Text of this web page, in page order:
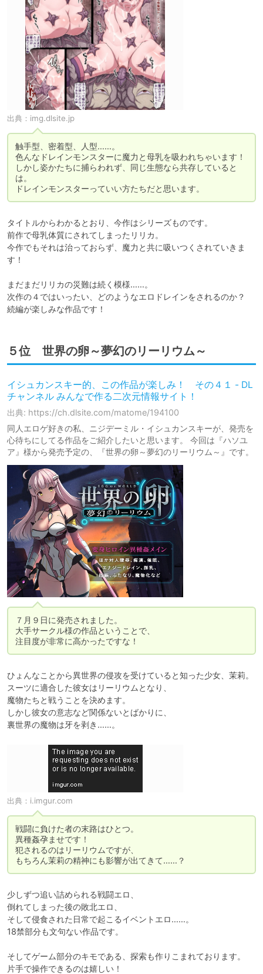
出典： img.dlsite.jp
触手型、密着型、人型……。
色んなドレインモンスターに魔力と母乳を吸われちゃいます！
しかし姿かたちに捕らわれず、同じ生態なら共存していると
は。
ドレインモンスターっていい方たちだと思います。
タイトルからわかるとおり、今作はシリーズものです。
前作で母乳体質にされてしまったリリカ。
今作でもそれは治っておらず、魔力と共に吸いつくされていきま
す！
まだまだリリカの災難は続く模様……。
次作の４ではいったい、どのようなエロドレインをされるのか？
続編が楽しみな作品です！
５位 世界の卵～夢幻のリーリウム～
イシュカンスキー的、この作品が楽しみ！ その４１ - DL
チャンネル みんなで作る二次元情報サイト！
出典: https://ch.dlsite.com/matome/194100
同人エロゲ好きの私、ニジデーミル・イシュカンスキーが、発売を
心待ちにしてる作品をご紹介したいと思います。 今回は『ハソユ
ア』様から発売予定の、『世界の卵～夢幻のリーリウム～』です。
７月９日に発売されました。
大手サークル様の作品ということで、
注目度が非常に高かったですな！
ひょんなことから異世界の侵攻を受けていると知った少女、茉莉。
スーツに適合した彼女はリーリウムとなり、
魔物たちと戦うことを決めます。
しかし彼女の意志など関係ないとばかりに、
裏世界の魔物は牙を剥き……。
出典： i.imgur.com
戦闘に負けた者の末路はひとつ。
異種姦孕ませです！
犯されるのはリーリウムですが、
もちろん茉莉の精神にも影響が出てきて……？
少しずつ追い詰められる戦闘エロ、
倒れてしまった後の敗北エロ、
そして侵食された日常で起こるイベントエロ……。
18禁部分も文句ない作品です。
そしてゲーム部分のキモである、探索も作りこまれております。
片手で操作できるのは嬉しい！